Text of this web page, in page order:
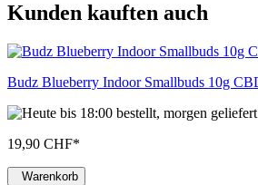
Kunden kauften auch
Budz Blueberry Indoor Smallbuds 10g
19,90 CHF*
Warenkorb